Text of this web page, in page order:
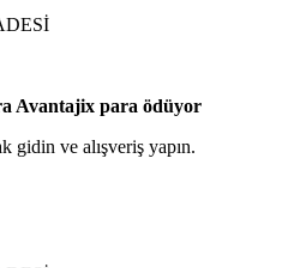
Avantajix para ödüyor
gidin ve alışveriş yapın.